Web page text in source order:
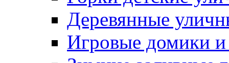
Деревянные
Игровые домики и